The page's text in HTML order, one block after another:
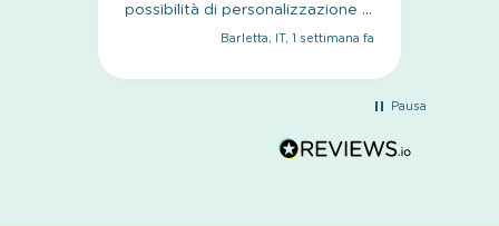
possibilità di personalizzazione in
Barletta, IT, 1 settimana fa
Pausa